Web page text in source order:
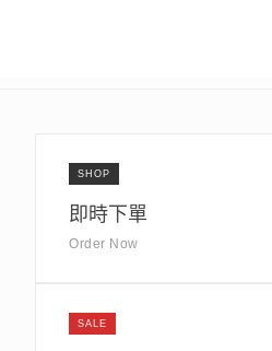
SHOP
即時下單
Order Now
SALE